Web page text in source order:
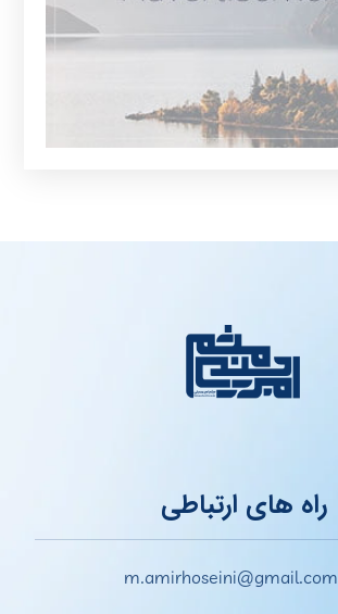
راه های ارتباطی
m.amirhoseini@gmail.com